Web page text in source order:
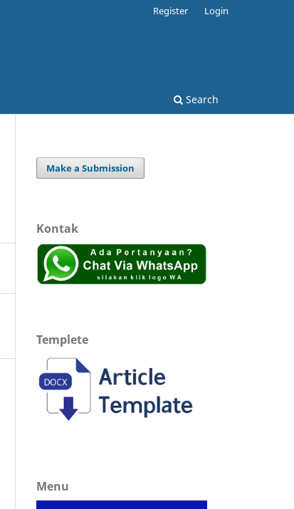
Search
Register Login
Make a Submission
Kontak
Templete
Menu